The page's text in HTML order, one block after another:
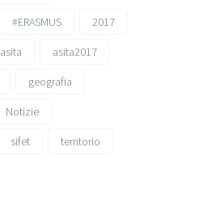
#ERASMUS 2017
asita asita2017
geografia
Notizie
sifet territorio